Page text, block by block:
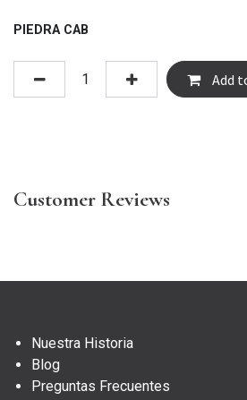
PIEDRA CAB
Add
Customer Reviews
Nuestra Historia
Blog
Preguntas Frecuentes